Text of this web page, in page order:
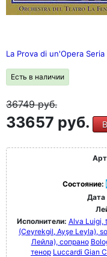
La Prova di un'Opera Seria
Есть в наличии
36749руб.
33657 руб.
Состояние:
Дата
Исполнители: Alva Luigi,
(Çeyrekgil, Ayşe Leyla),
Лейла), сопрано
тенор Luccardi Gian